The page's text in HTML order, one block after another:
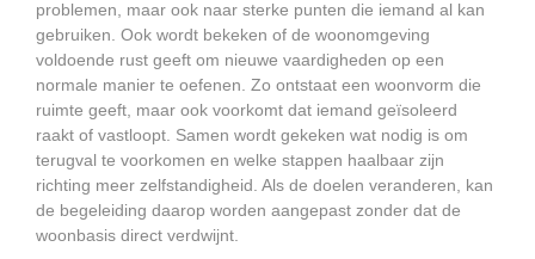
problemen, maar ook naar sterke punten die iemand al kan
gebruiken. Ook wordt bekeken of de woonomgeving
voldoende rust geeft om nieuwe vaardigheden op een
normale manier te oefenen. Zo ontstaat een woonvorm die
ruimte geeft, maar ook voorkomt dat iemand geïsoleerd
raakt of vastloopt. Samen wordt gekeken wat nodig is om
terugval te voorkomen en welke stappen haalbaar zijn
richting meer zelfstandigheid. Als de doelen veranderen, kan
de begeleiding daarop worden aangepast zonder dat de
woonbasis direct verdwijnt.